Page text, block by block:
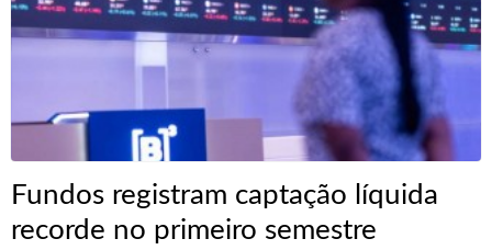
Fundos registram captação líquida
recorde no primeiro semestre